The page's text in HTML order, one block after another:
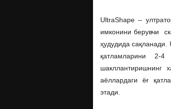
UltraShape –
имконини берувчи
ҳудудида
қатламларини 2-
шакллантиришнинг
аёллардаги ёғ
этади.